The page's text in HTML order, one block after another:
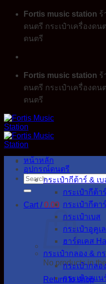
Skip
content
Fortis music station ร้
ดนตรี กระเป๋าเครื่องด
ดนตรี
Fortis music station ร้
ดนตรี กระเป๋าเครื่องด
ดนตรี
Search
for:
Cart /0.00
No products in
Return to shop
หน้าหลัก
อุปกรณ์ดนตรี
กระเป๋ากีต้าร์ & เบ
กระเป๋ากีต้า
กระเป๋ากีตา
กระเป๋าเบส
กระเป๋าอูคูเล
ฮาร์ดเคส
กระเป๋ากลอง & ก
กระเป๋ากลอง
กระเป๋าสแน